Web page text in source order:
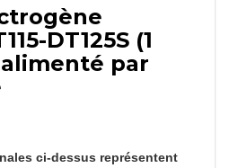
DT125S (1
par
ci-dessus représentent